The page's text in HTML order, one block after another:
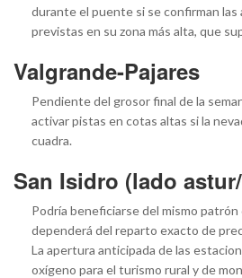
durante el puente si se confirman las
previstas en su zona más alta, que
Valgrande-Pajares
Pendiente del grosor final de la
activar pistas en cotas altas si la
cuadra.
San Isidro (lado
Podría beneficiarse del mismo patrón
dependerá del reparto exacto de
La apertura anticipada de las
oxígeno para el turismo rural y de